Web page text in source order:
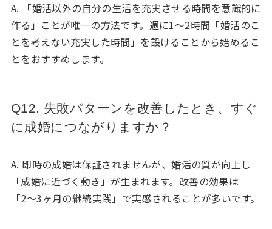
A. 「婚活以外の自分の生活を充実させる時間を意識的に
作る」ことが唯一の方法です。週に1〜2時間「婚活のこ
とを考えない充実した時間」を設けることから始めるこ
とをおすすめします。
Q12. 失敗パターンを改善したとき、すぐ
に成婚につながりますか？
A. 即時の成婚は保証されませんが、婚活の質が向上し
「成婚に近づく動き」が生まれます。改善の効果は
「2〜3ヶ月の継続実践」で実感されることが多いです。